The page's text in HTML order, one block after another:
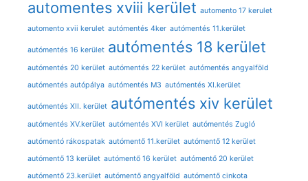
automentes xviii kerület automento 17 kerulet
automento xvii kerulet autómentés 4ker autómentés 11.kerület
autómentés 16 kerület autómentés 18 kerület
autómentés 20 kerület autómentés 22 kerület autómentés angyalföld
autómentés autópálya autómentés M3 autómentés XI.kerület
autómentés XII. kerület autómentés xiv kerület
autómentés XV.kerület autómentés XVI kerület autómentés Zugló
autómentó rákospatak autómentő 11.kerület autómentő 12 kerület
autómentő 13 kerület autómentő 16 kerület autómentő 20 kerület
autómentő 23.kerület autómentő angyalföld autómentő cinkota